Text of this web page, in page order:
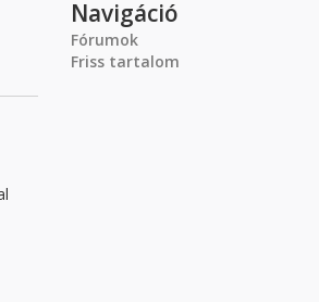
Navigáció
Fórumok
Friss tartalom